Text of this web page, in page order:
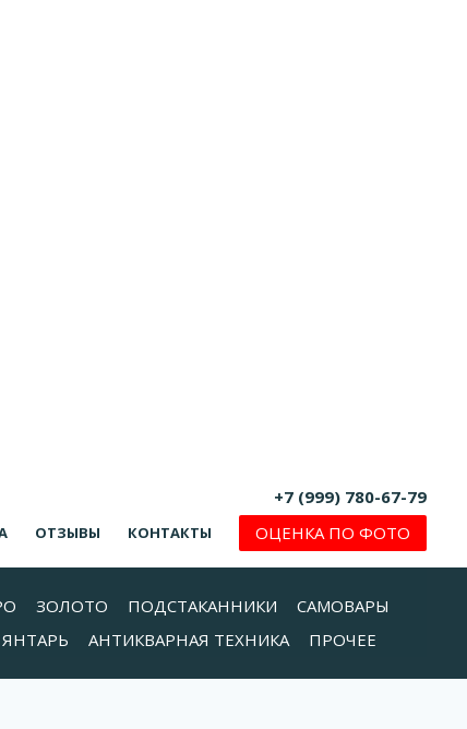
+7 (999) 780-67-79
ОТЗЫВЫ КОНТАКТЫ ОЦЕНКА ПО ФОТО
ЗОЛОТО ПОДСТАКАННИКИ
САМОВАРЫ
ЯНТАРЬ АНТИКВАРНАЯ ТЕХНИКА ПРОЧЕЕ